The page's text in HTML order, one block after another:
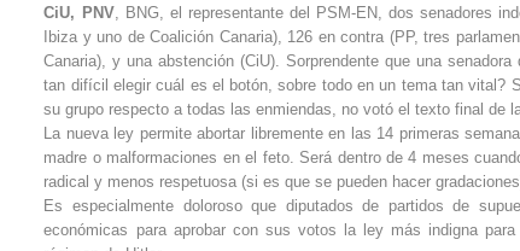
CiU, PNV, BNG, el representante del PSM-EN, dos senadores
Ibiza y uno de Coalición Canaria), 126 en contra (PP, tres
Canaria), y una abstención (CiU). Sorprendente que una
tan difícil elegir cuál es el botón, sobre todo en un tema tan vital?
su grupo respecto a todas las enmiendas, no votó el texto final de
La nueva ley permite abortar libremente en las 14 primeras
madre o malformaciones en el feto. Será dentro de 4 meses
radical y menos respetuosa (si es que se pueden hacer
Es especialmente doloroso que diputados de partidos de
económicas para aprobar con sus votos la ley más indigna